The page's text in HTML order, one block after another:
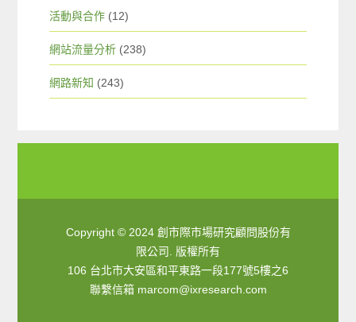
活動與合作 (12)
網站流量分析 (238)
網路新知 (243)
Copyright © 2024 創市際市場研究顧問股份有
限公司. 版權所有
106 台北市大安區和平東路一段177號5樓之6
聯繫信箱 marcom@ixresearch.com